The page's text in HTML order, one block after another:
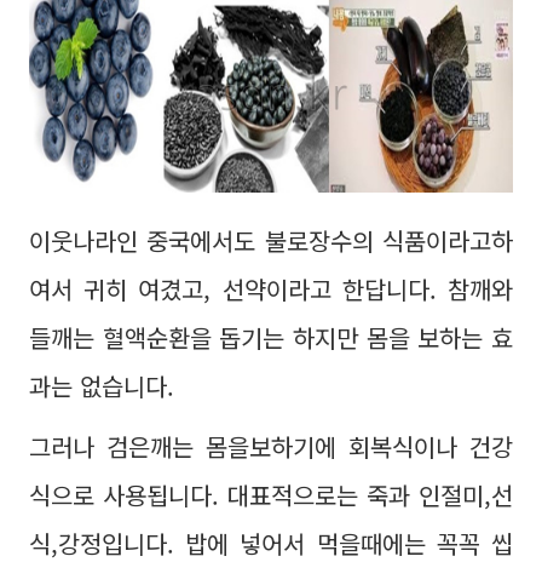
이웃나라인 중국에서도 불로장수의 식품이라고하
여서 귀히 여겼고, 선약이라고 한답니다. 참깨와
들깨는 혈액순환을 돕기는 하지만 몸을 보하는 효
과는 없습니다.
그러나 검은깨는 몸을보하기에 회복식이나 건강
식으로 사용됩니다. 대표적으로는 죽과 인절미,선
식,강정입니다. 밥에 넣어서 먹을때에는 꼭꼭 씹